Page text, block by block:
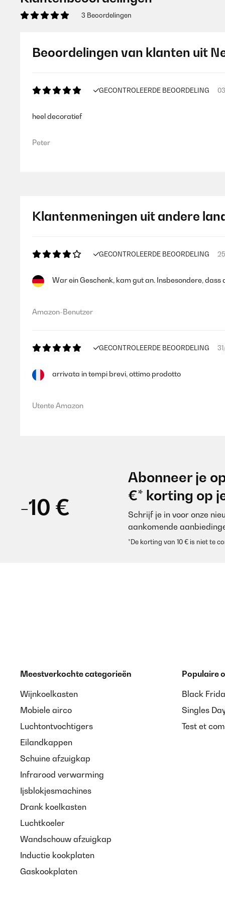
3 Beoordelingen
Beoordelingen van klanten uit
GECONTROLEERDE BEOORDELING
heel decoratief
Peter
Klantenmeningen uit andere
GECONTROLEERDE BEOORDELING
War ein Geschenk, kam gut an. Insbesondere,
Amazon-Benutzer
GECONTROLEERDE BEOORDELING
arrivata in tempi brevi, ottimo prodotto
Utente Amazon
-10 €
Abonneer je
€* korting op
Schrijf je in voor onze
aankomende
*De korting van 10 € is niet te
Meestverkochte categorieën
Wijnkoelkasten
Mobiele airco
Luchtontvochtigers
Eilandkappen
Schuine afzuigkap
Infrarood verwarming
Ijsblokjesmachines
Drank koelkasten
Luchtkoeler
Wandschouw afzuigkap
Inductie kookplaten
Gaskookplaten
Populaire
Black
Singles
Test et